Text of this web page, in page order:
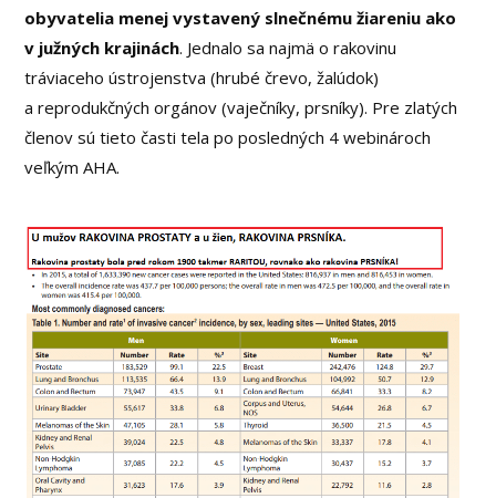
obyvatelia menej vystavený slnečnému žiareniu ako
v južných krajinách. Jednalo sa najmä o rakovinu
tráviaceho ústrojenstva (hrubé črevo, žalúdok)
a reprodukčných orgánov (vaječníky, prsníky). Pre zlatých
členov sú tieto časti tela po posledných 4 webinároch
veľkým AHA.